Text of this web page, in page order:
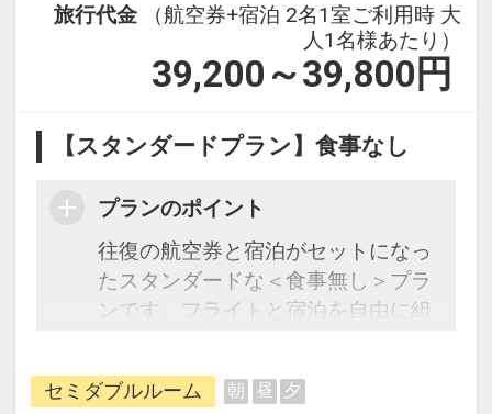
旅行代金
（航空券+宿泊 2名1室ご利用時 大
人1名様あたり）
39,200～39,800 円
【スタンダードプラン】食事なし
プランのポイント
往復の航空券と宿泊がセットになっ
たスタンダードな＜食事無し＞プラ
ンです。フライトと宿泊を自由に組
ージだから、一都市滞在はもちろん
周遊旅行にも最適！
セミダブルルーム 朝 昼 夕